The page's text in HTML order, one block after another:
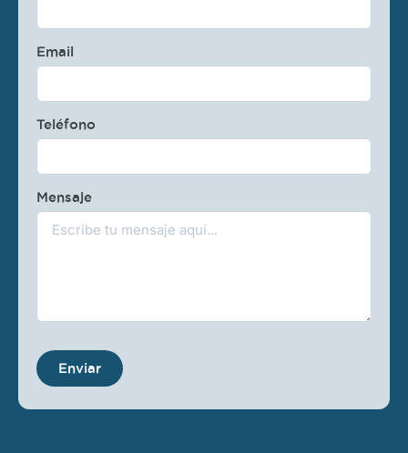
Email
Teléfono
Mensaje
Enviar